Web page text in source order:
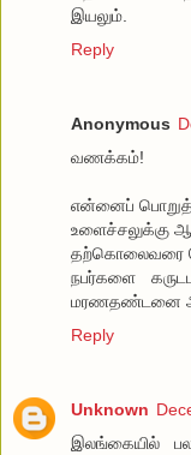
இயலும்.
Reply
Anonymous
வணக்கம்!
என்னைப்
உளைச்சலுக்கு
தற்கொலைவரை
நபர்களை
மரணதண்டனை
Reply
Unknown
இலங்கையில்